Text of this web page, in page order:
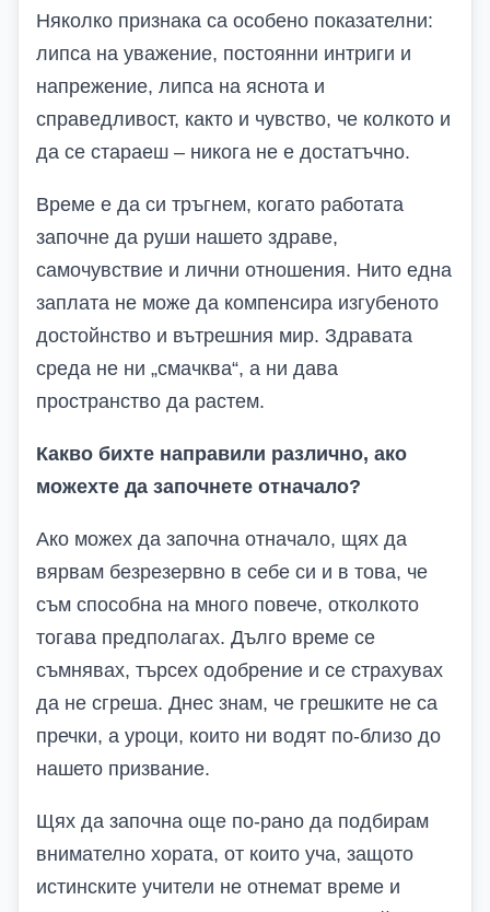
Няколко признака са особено показателни:
липса на уважение, постоянни интриги и
напрежение, липса на яснота и
справедливост, както и чувство, че колкото и
да се стараеш – никога не е достатъчно.
Време е да си тръгнем, когато работата
започне да руши нашето здраве,
самочувствие и лични отношения. Нито една
заплата не може да компенсира изгубеното
достойнство и вътрешния мир. Здравата
среда не ни „смачква“, а ни дава
пространство да растем.
Какво бихте направили различно, ако
можехте да започнете отначало?
Ако можех да започна отначало, щях да
вярвам безрезервно в себе си и в това, че
съм способна на много повече, отколкото
тогава предполагах. Дълго време се
съмнявах, търсех одобрение и се страхувах
да не сгреша. Днес знам, че грешките не са
пречки, а уроци, които ни водят по-близо до
нашето призвание.
Щях да започна още по-рано да подбирам
внимателно хората, от които уча, защото
истинските учители не отнемат време и